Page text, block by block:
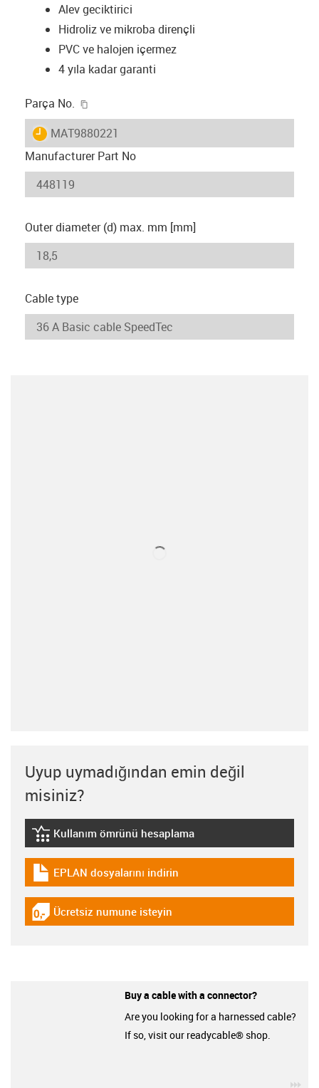
Alev geciktirici
Hidroliz ve mikroba dirençli
PVC ve halojen içermez
4 yıla kadar garanti
Parça No.
igus-icon-lieferzeit
MAT9880221
Manufacturer Part No
Outer diameter (d) max. mm [mm]
Cable type
Uyup uymadığından emin değil
misiniz?
igus-icon-lebensdauerrechner
Kullanım ömrünü hesaplama
igus-icon-download-plan
EPLAN dosyalarını indirin
igus-icon-gratismuster
Ücretsiz numune isteyin
Buy a cable with a connector?
Are you looking for a harnessed cable?
If so, visit our readycable® shop.